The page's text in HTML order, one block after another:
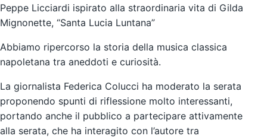
Peppe Licciardi ispirato alla straordinaria vita di Gilda
Mignonette, “Santa Lucia Luntana”
Abbiamo ripercorso la storia della musica classica
napoletana tra aneddoti e curiosità.
La giornalista Federica Colucci ha moderato la serata
proponendo spunti di riflessione molto interessanti,
portando anche il pubblico a partecipare attivamente
alla serata, che ha interagito con l’autore tra